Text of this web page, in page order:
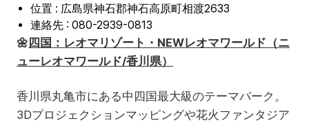
位置 : 広島県神石郡神石高原町相渡2633
連絡先 : 080-2939-0813
🌼 四国：レオマリゾート・NEWレオマワールド（ニ
ューレオマワールド/香川県）
香川県丸亀市にある中四国最大級のテーマパーク。
3Dプロジェクションマッピングや花火ファンタジア